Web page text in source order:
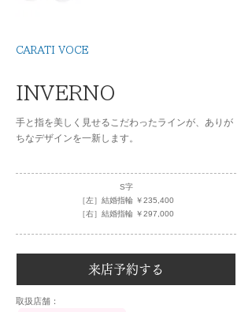
CARATI VOCE
INVERNO
手と指を美しく見せるこだわったラインが、ありが
ちなデザインを一新します。
S字
［左］結婚指輪 ￥235,400
［右］結婚指輪 ￥297,000
来店予約する
​取扱店舗：